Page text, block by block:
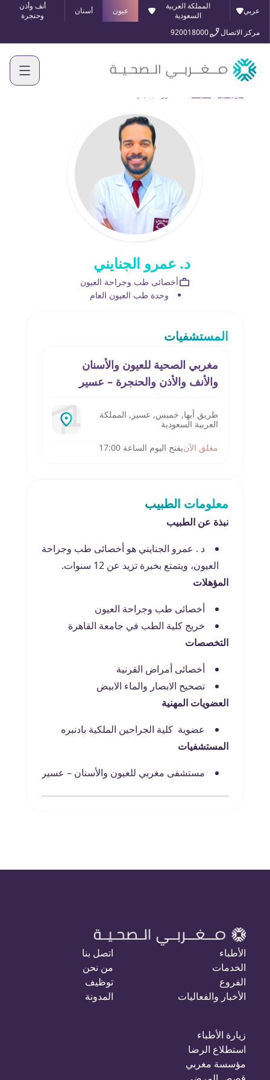
عربي
المملكة العربية
السعودية
عيون أسنان
أنف وأذن
وحنجرة
مركز الاتصال
920018000
د. عمرو الجنايني
أخصائى طب وجراحة العيون
وحدة طب العيون العام
المستشفيات
مغربي الصحية للعيون والأسنان
والأنف والأذن والحنجرة – عسير
طريق أبها, خميس, عسير, المملكة
العربية السعودية
مغلق الآنيفتح اليوم الساعة 17:00
معلومات الطبيب
نبذة عن الطبيب
د . عمرو الجنايني هو أخصائى طب وجراحة
العيون، ويتمتع بخبرة تزيد عن 12 سنوات.
المؤهلات
أخصائى طب وجراحة العيون
خريج كلية الطب في جامعة القاهرة
التخصصات
أخصائى أمراض القرنية
تصحيح الابصار والماء الابيض
العضويات المهنية
عضوية كلية الجراحين الملكية بادنبره
المستشفيات
مستشفى مغربي للعيون والأسنان – عسير
الأطباء
الخدمات
الفروع
الأخبار والفعاليات
اتصل بنا
من نحن
توظيف
المدونة
زيارة الأطباء
استطلاع الرضا
مؤسسة مغربي